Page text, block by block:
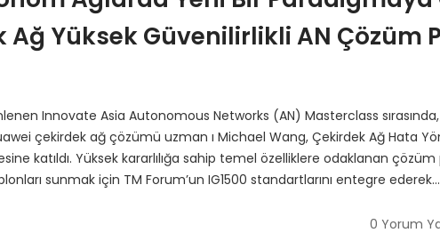
Ağ Yüksek Güvenilirlikli AN Çözüm
Innovate Asia Autonomous Networks (AN) Masterclass
çekirdek ağ çözümü uzman ı Michael Wang, Çekirdek Ağ Hata
katıldı. Yüksek kararlılığa sahip temel özelliklere odaklanan
sunmak için TM Forum’un IG1500 standartlarını entegre ederek…
0 Yorum